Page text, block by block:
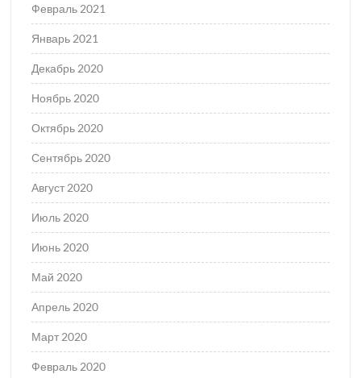
Февраль 2021
Январь 2021
Декабрь 2020
Ноябрь 2020
Октябрь 2020
Сентябрь 2020
Август 2020
Июль 2020
Июнь 2020
Май 2020
Апрель 2020
Март 2020
Февраль 2020